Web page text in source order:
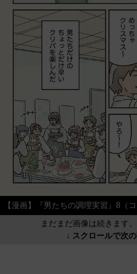
【漫画】『男たちの調理実習』8（
まだまだ画像は続きます。
↓ スクロールで次